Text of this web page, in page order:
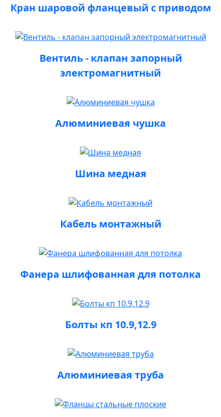
Кран шаровой фланцевый с приводом
Вентиль - клапан запорный
электромагнитный
Алюминиевая чушка
Шина медная
Кабель монтажный
Фанера шлифованная для потолка
Болты кп 10.9,12.9
Алюминиевая труба